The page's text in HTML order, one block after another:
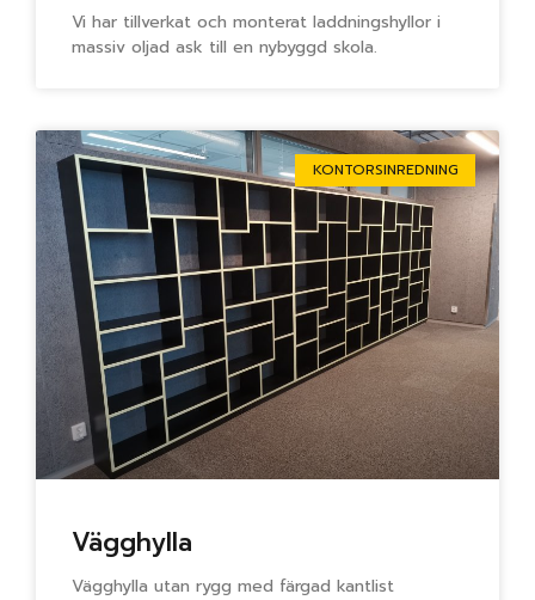
Vi har tillverkat och monterat laddningshyllor i
massiv oljad ask till en nybyggd skola.
KONTORSINREDNING
Vägghylla
Vägghylla utan rygg med färgad kantlist